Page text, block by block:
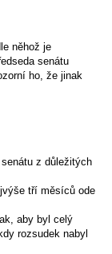
něhož je
senátu
ho, že jinak
z důležitých
tří měsíců ode
aby byl celý
rozsudek nabyl